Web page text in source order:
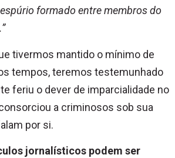
formado entre membros do
tivermos mantido o mínimo de
tempos, teremos testemunhado
feriu o dever de imparcialidade no
a criminosos sob sua
por si.
jornalísticos podem ser